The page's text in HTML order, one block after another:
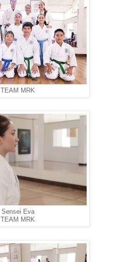
TEAM MRK
Sensei Eva
TEAM MRK